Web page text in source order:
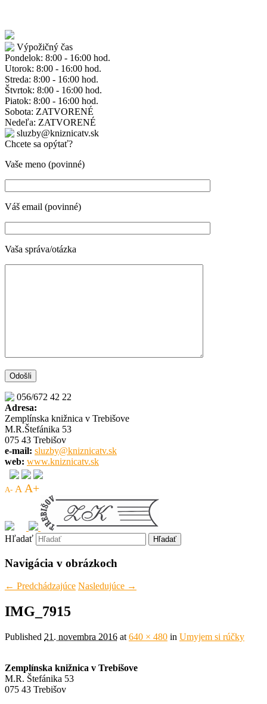
Výpožičný čas
Pondelok: 8:00 - 16:00 hod.
Utorok: 8:00 - 16:00 hod.
Streda: 8:00 - 16:00 hod.
Štvrtok: 8:00 - 16:00 hod.
Piatok: 8:00 - 16:00 hod.
Sobota: ZATVORENÉ
Nedeľa: ZATVORENÉ
sluzby@kniznicatv.sk
Chcete sa opýtať?
Vaše meno (povinné)
Váš email (povinné)
Vaša správa/otázka
056/672 42 22
Adresa:
Zemplínska knižnica v Trebišove
M.R.Štefánika 53
075 43 Trebišov
e-mail: sluzby@kniznicatv.sk
web: www.kniznicatv.sk
A- A A+
Hľadať
Navigácia v obrázkoch
← Predchádzajúce Nasledujúce →
IMG_7915
Published 21. novembra 2016 at 640 × 480 in Umyjem si rúčky
Zemplínska knižnica v Trebišove
M.R. Štefánika 53
075 43 Trebišov